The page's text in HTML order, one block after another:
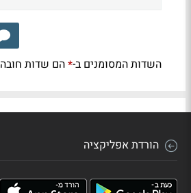
השדות המסומנים ב-*הם שדות חובה
הורדת אפליקציה